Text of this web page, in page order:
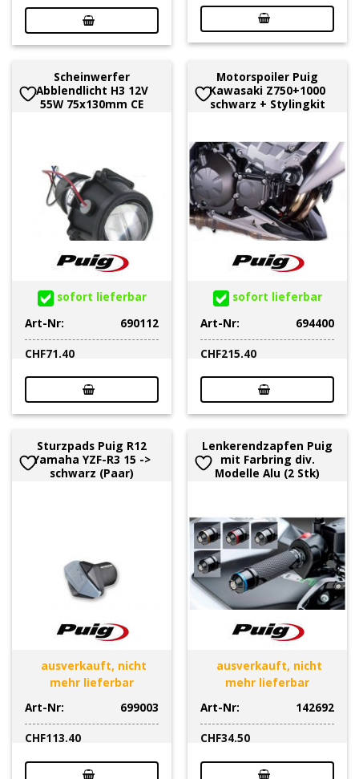
Scheinwerfer
Abblendlicht H3 12V
55W 75x130mm CE
sofort lieferbar
Art-Nr:
690112
CHF71.40
Motorspoiler Puig
Kawasaki Z750+1000
schwarz + Stylingkit
sofort lieferbar
Art-Nr:
694400
CHF215.40
Sturzpads Puig R12
Yamaha YZF-R3 15 ->
schwarz (Paar)
ausverkauft, nicht
mehr lieferbar
Art-Nr:
699003
CHF113.40
Lenkerendzapfen Puig
mit Farbring div.
Modelle Alu (2 Stk)
ausverkauft, nicht
mehr lieferbar
Art-Nr:
142692
CHF34.50